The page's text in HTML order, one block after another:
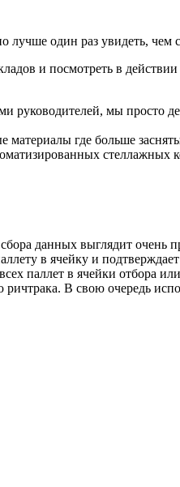
один раз увидеть, чем
и посмотреть в
руководителей, мы просто
где больше
стеллажных
данных выглядит очень
в ячейку и
паллет в ячейки отбора
ричтрака. В свою очередь